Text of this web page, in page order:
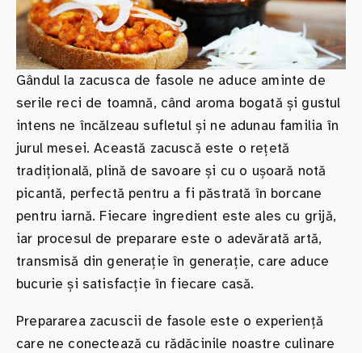
Gândul la zacusca de fasole ne aduce aminte de
serile reci de toamnă, când aroma bogată și gustul
intens ne încălzeau sufletul și ne adunau familia în
jurul mesei. Această zacuscă este o rețetă
tradițională, plină de savoare și cu o ușoară notă
picantă, perfectă pentru a fi păstrată în borcane
pentru iarnă. Fiecare ingredient este ales cu grijă,
iar procesul de preparare este o adevărată artă,
transmisă din generație în generație, care aduce
bucurie și satisfacție în fiecare casă.
Prepararea zacuscii de fasole este o experiență
care ne conectează cu rădăcinile noastre culinare